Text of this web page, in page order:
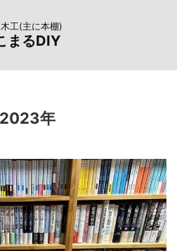
工(主に本棚)
まるDIY
年